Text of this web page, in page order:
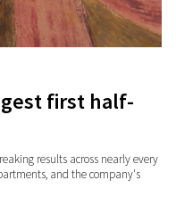
first half-
results across nearly every
and the company's